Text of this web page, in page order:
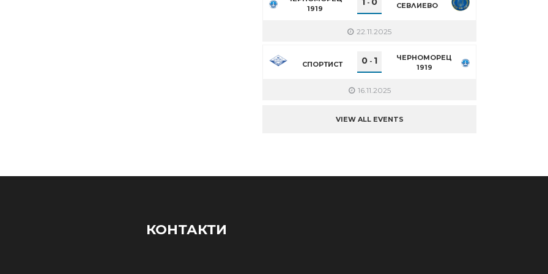
1919
- СЕВЛИЕВО
22.11.2025
СПОРТИСТ 0 - 1
ЧЕРНОМОРЕЦ
1919
16.11.2025
VIEW ALL EVENTS
КОНТАКТИ